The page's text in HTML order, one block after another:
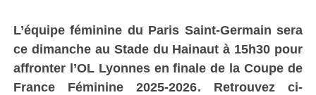
L’équipe féminine du Paris Saint-Germain sera
ce dimanche au Stade du Hainautà 15h30 pour
affronter l’OL Lyonnes en finale de la Coupe de
France Féminine 2025-2026. Retrouvez ci-